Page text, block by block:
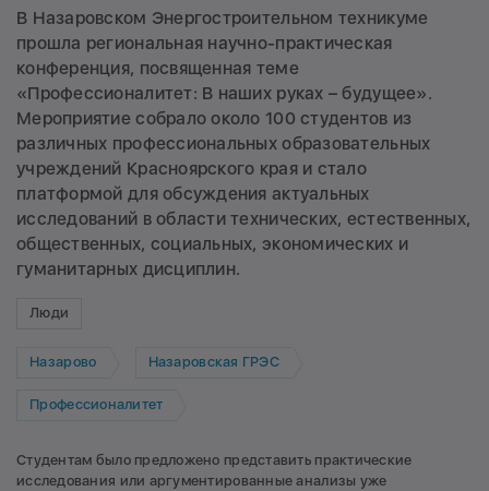
В Назаровском Энергостроительном техникуме
прошла региональная научно-практическая
конференция, посвященная теме
«Профессионалитет: В наших руках – будущее».
Мероприятие собрало около 100 студентов из
различных профессиональных образовательных
учреждений Красноярского края и стало
платформой для обсуждения актуальных
исследований в области технических, естественных,
общественных, социальных, экономических и
гуманитарных дисциплин.
Люди
Назарово Назаровская ГРЭС
Профессионалитет
Студентам было предложено представить практические
исследования или аргументированные анализы уже